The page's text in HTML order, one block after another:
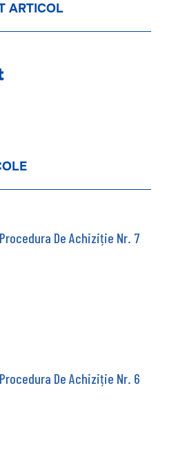
ARTICOL
De Achiziție Nr. 7
De Achiziție Nr. 6